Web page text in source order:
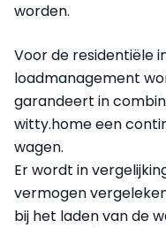
worden.
Voor de residentiële
loadmanagement
garandeert in
witty.home een
wagen.
Er wordt in
vermogen
bij het laden van de